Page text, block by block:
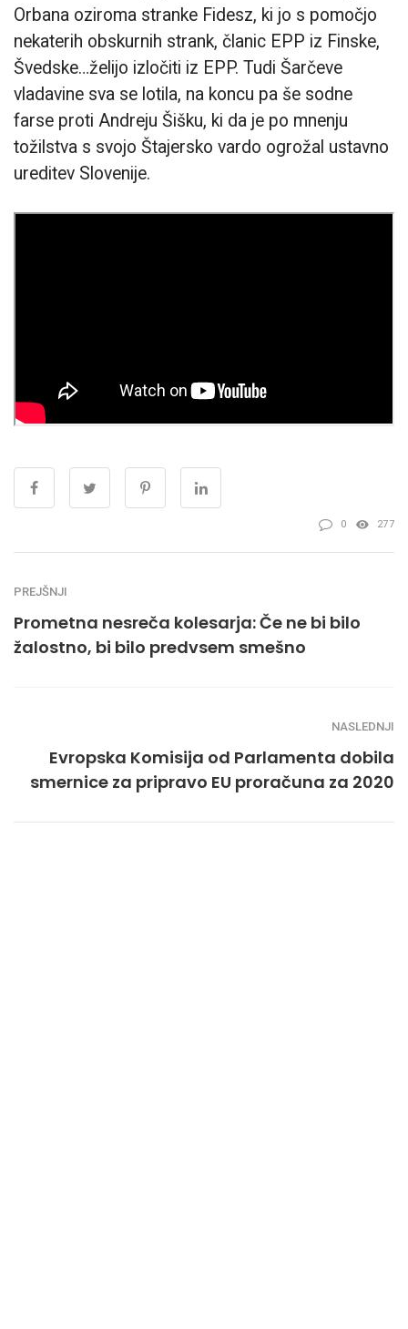
Orbana oziroma stranke Fidesz, ki jo s pomočjo
nekaterih obskurnih strank, članic EPP iz Finske,
Švedske…želijo izločiti iz EPP. Tudi Šarčeve
vladavine sva se lotila, na koncu pa še sodne
farse proti Andreju Šišku, ki da je po mnenju
tožilstva s svojo Štajersko vardo ogrožal ustavno
ureditev Slovenije.
0 277
PREJŠNJI
Prometna nesreča kolesarja: Če ne bi bilo
žalostno, bi bilo predvsem smešno
NASLEDNJI
Evropska Komisija od Parlamenta dobila
smernice za pripravo EU proračuna za 2020